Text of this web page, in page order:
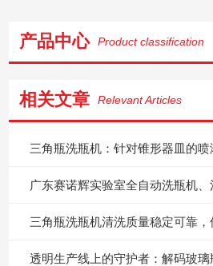
产品中心 Product classification
相关文章 Relevant Articles
三角瓶洗瓶机清洗质量稳定可靠
透明生产线上的守护者：解码玻